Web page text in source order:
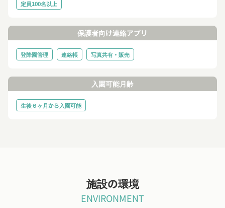
定員100名以上
保護者向け連絡アプリ
登降園管理 連絡帳 写真共有・販売
入園可能月齢
生後６ヶ月から入園可能
施設の環境
ENVIRONMENT